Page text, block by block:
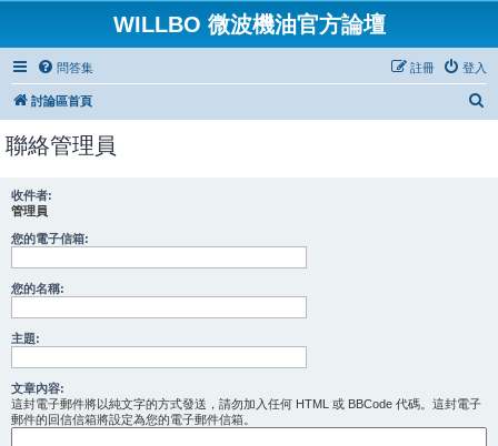
WILLBO 微波機油官方論壇
問答集 登入
註冊
討論區首頁
聯絡管理員
收件者:
管理員
您的電子信箱:
您的名稱:
主題:
文章內容:
這封電子郵件將以純文字的方式發送，請勿加入任何 HTML 或 BBCode 代碼。這封電子
郵件的回信信箱將設定為您的電子郵件信箱。